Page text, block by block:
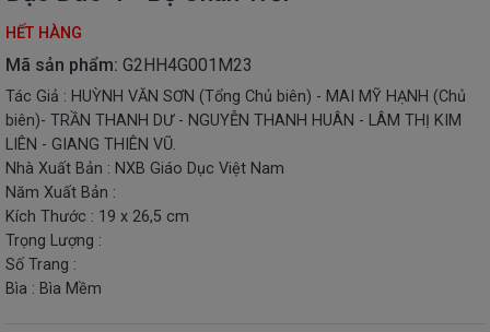
QUÀ
TẶNG
ĐỒ
CHƠI
THIẾT
BỊ
STEM
HẾT HÀNG
Mã sản phẩm: G2HH4G001M23
Tác Giả : HUỲNH VĂN SƠN (Tổng Chủ biên) - MAI MỸ HẠNH (Chủ
biên)- TRẦN THANH DƯ - NGUYỄN THANH HUÂN - LÂM THỊ KIM
LIÊN - GIANG THIÊN VŨ.
Nhà Xuất Bản : NXB Giáo Dục Việt Nam
Năm Xuất Bản :
Kích Thước : 19 x 26,5 cm
Trọng Lượng :
Số Trang :
Bìa : Bìa Mềm